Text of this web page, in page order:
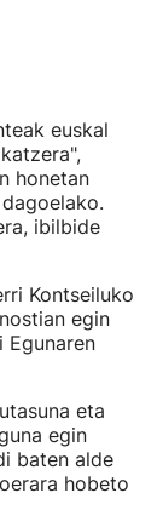
euskal
honetan
ibilbide
Kontseiluko
egin
eta
egin
baten alde
hobeto